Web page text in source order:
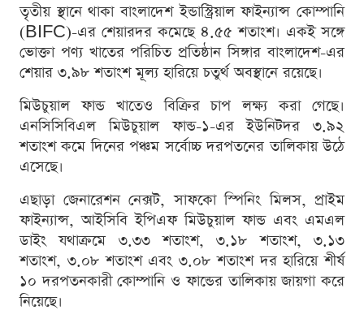
তৃতীয় স্থানে থাকা বাংলাদেশ ইন্ডাস্ট্রিয়াল ফাইন্যান্স কোম্পানি
(BIFC)-এর শেয়ারদর কমেছে ৪.৫৫ শতাংশ। একই সঙ্গে
ভোক্তা পণ্য খাতের পরিচিত প্রতিষ্ঠান সিঙ্গার বাংলাদেশ-এর
শেয়ার ৩.৯৮ শতাংশ মূল্য হারিয়ে চতুর্থ অবস্থানে রয়েছে।
মিউচুয়াল ফান্ড খাতেও বিক্রির চাপ লক্ষ্য করা গেছে।
এনসিসিবিএল মিউচুয়াল ফান্ড-১-এর ইউনিটদর ৩.৯২
শতাংশ কমে দিনের পঞ্চম সর্বোচ্চ দরপতনের তালিকায় উঠে
এসেছে।
এছাড়া জেনারেশন নেক্সট, সাফকো স্পিনিং মিলস, প্রাইম
ফাইন্যান্স, আইসিবি ইপিএফ মিউচুয়াল ফান্ড এবং এমএল
ডাইং যথাক্রমে ৩.৩৩ শতাংশ, ৩.১৮ শতাংশ, ৩.১৩
শতাংশ, ৩.০৮ শতাংশ এবং ৩.০৮ শতাংশ দর হারিয়ে শীর্ষ
১০ দরপতনকারী কোম্পানি ও ফান্ডের তালিকায় জায়গা করে
নিয়েছে।